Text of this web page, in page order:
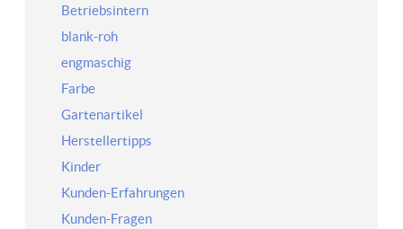
Betriebsintern
blank-roh
engmaschig
Farbe
Gartenartikel
Herstellertipps
Kinder
Kunden-Erfahrungen
Kunden-Fragen